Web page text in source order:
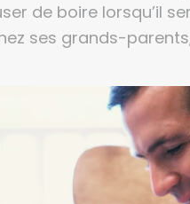
de boire lorsqu’il
ses grands-